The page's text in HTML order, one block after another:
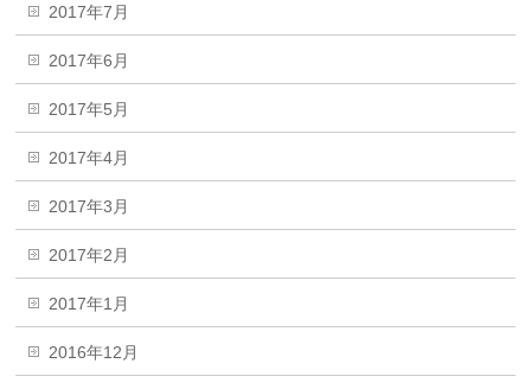
2017年7月
2017年6月
2017年5月
2017年4月
2017年3月
2017年2月
2017年1月
2016年12月